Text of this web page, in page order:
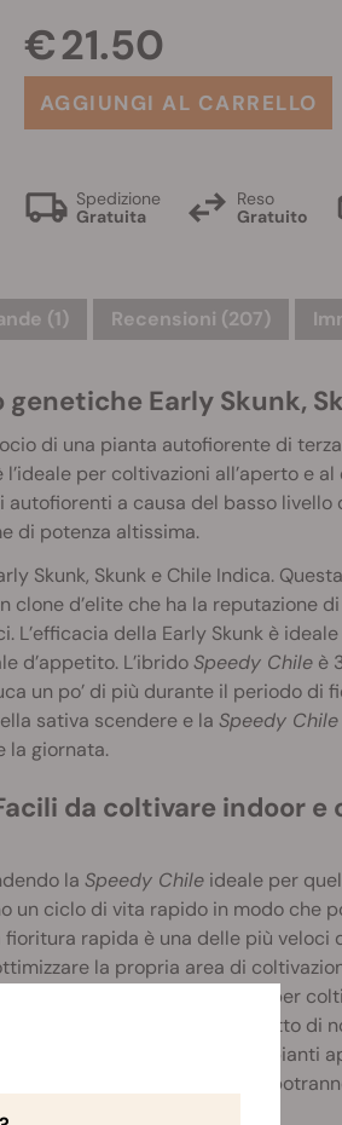
€ 21.50
AGGIUNGI AL CARRELLO
Spedizione
Gratuita
Reso
Gratuito
(1) Recensioni (207)
Early Skunk,
di una pianta autofiorente di
per coltivazioni all’aperto e
a causa del basso livello
di potenza altissima.
Skunk, Skunk e Chile Indica.
d’elite che ha la reputazione
della Early Skunk è
d’appetito. L’ibridoSpeedy Chileè
un po’ di più durante il periodo di
sativa scendere e la Speedy Chile
la giornata.
da coltivare indoor e
la Speedy Chileideale per
un ciclo di vita rapido in modo che
fioritura rapida è una delle più veloci
la propria area di
sono una scelta eccellente per
che apprezzeranno il fatto di
a sperimentare. I principianti
minima, mentre i più esperti